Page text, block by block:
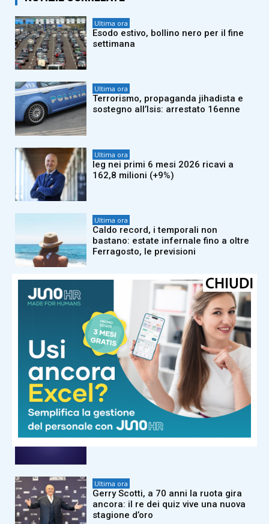
Ultima ora
Esodo estivo, bollino nero per il fine
settimana
Ultima ora
Terrorismo, propaganda jihadista e
sostegno all’Isis: arrestato 16enne
Ultima ora
Ieg nei primi 6 mesi 2026 ricavi a
162,8 milioni (+9%)
Ultima ora
Caldo record, i temporali non
bastano: estate infernale fino a oltre
Ferragosto, le previsioni
Iran, media: “Khamenei in condizioni
critiche, potrebbe essere in punto di
morte”
Ultima ora
Trump: “Favorevole a eventuale
incriminazione di Fauci”
Ultima ora
Addio ad Abbe Lane, regina del cha
cha cha con Totò, De Sica e Sordi
Ultima ora
Gerry Scotti, a 70 anni la ruota gira
ancora: il re dei quiz vive una nuova
stagione d’oro